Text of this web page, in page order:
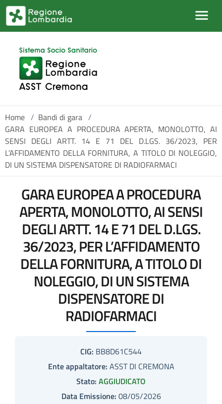
Salta al contenuto principale
Home / Bandi di gara /
GARA EUROPEA A PROCEDURA APERTA, MONOLOTTO, AI
SENSI DEGLI ARTT. 14 E 71 DEL D.LGS. 36/2023, PER
L’AFFIDAMENTO DELLA FORNITURA, A TITOLO DI NOLEGGIO,
DI UN SISTEMA DISPENSATORE DI RADIOFARMACI
GARA EUROPEA A PROCEDURA
APERTA, MONOLOTTO, AI SENSI
DEGLI ARTT. 14 E 71 DEL D.LGS.
36/2023, PER L’AFFIDAMENTO
DELLA FORNITURA, A TITOLO DI
NOLEGGIO, DI UN SISTEMA
DISPENSATORE DI
RADIOFARMACI
CIG: BB8D61C544
Ente appaltatore: ASST DI CREMONA
Stato: AGGIUDICATO
Data Emissione: 08/05/2026